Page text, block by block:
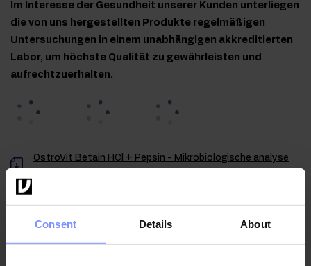
Consent Details About
Im Interesse der Gesundheit unserer Kunden unterliegen
die von uns hergestellten Produkte regelmäßigen
Untersuchungen in einem unabhängigen akkreditierten
Labor, um höchste Qualität zu gewährleisten und
aufrechtzuerhalten.
OstroVit Betain HCl + Pepsin - Mikrobiologische analyse
OstroVit Betain HCl + Pepsin - Mikrobiologische analyse